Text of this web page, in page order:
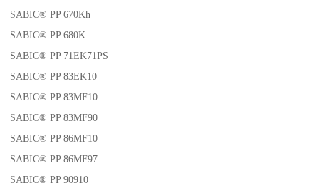
SABIC® PP 670Kh
SABIC® PP 680K
SABIC® PP 71EK71PS
SABIC® PP 83EK10
SABIC® PP 83MF10
SABIC® PP 83MF90
SABIC® PP 86MF10
SABIC® PP 86MF97
SABIC® PP 90910